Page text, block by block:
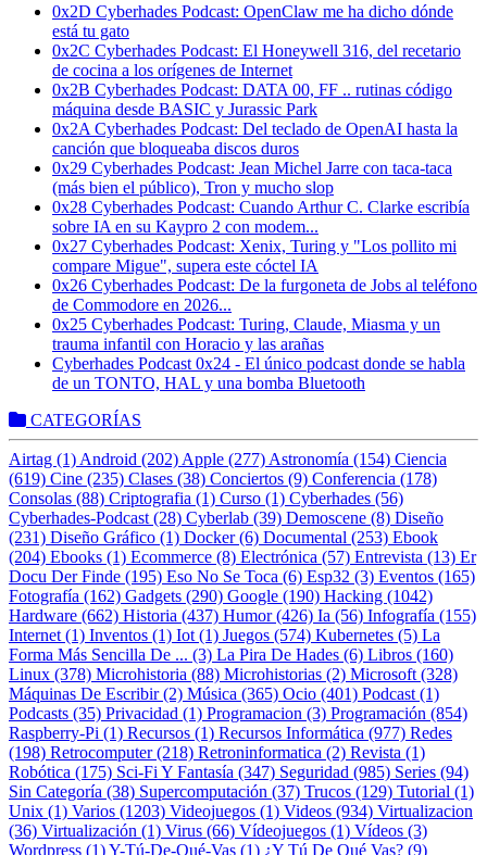
0x2D Cyberhades Podcast: OpenClaw me ha dicho dónde
está tu gato
0x2C Cyberhades Podcast: El Honeywell 316, del recetario
de cocina a los orígenes de Internet
0x2B Cyberhades Podcast: DATA 00, FF .. rutinas código
máquina desde BASIC y Jurassic Park
0x2A Cyberhades Podcast: Del teclado de OpenAI hasta la
canción que bloqueaba discos duros
0x29 Cyberhades Podcast: Jean Michel Jarre con taca-taca
(más bien el público), Tron y mucho slop
0x28 Cyberhades Podcast: Cuando Arthur C. Clarke escribía
sobre IA en su Kaypro 2 con modem...
0x27 Cyberhades Podcast: Xenix, Turing y "Los pollito mi
compare Migue", supera este cóctel IA
0x26 Cyberhades Podcast: De la furgoneta de Jobs al teléfono
de Commodore en 2026...
0x25 Cyberhades Podcast: Turing, Claude, Miasma y un
trauma infantil con Horacio y las arañas
Cyberhades Podcast 0x24 - El único podcast donde se habla
de un TONTO, HAL y una bomba Bluetooth
CATEGORÍAS
Airtag (1) Android (202) Apple (277) Astronomía (154) Ciencia
(619) Cine (235) Clases (38) Conciertos (9) Conferencia (178)
Consolas (88) Criptografia (1) Curso (1) Cyberhades (56)
Cyberhades-Podcast (28) Cyberlab (39) Demoscene (8) Diseño
(231) Diseño Gráfico (1) Docker (6) Documental (253) Ebook
(204) Ebooks (1) Ecommerce (8) Electrónica (57) Entrevista (13) Er
Docu Der Finde (195) Eso No Se Toca (6) Esp32 (3) Eventos (165)
Fotografía (162) Gadgets (290) Google (190) Hacking (1042)
Hardware (662) Historia (437) Humor (426) Ia (56) Infografía (155)
Internet (1) Inventos (1) Iot (1) Juegos (574) Kubernetes (5) La
Forma Más Sencilla De ... (3) La Pira De Hades (6) Libros (160)
Linux (378) Microhistoria (88) Microhistorias (2) Microsoft (328)
Máquinas De Escribir (2) Música (365) Ocio (401) Podcast (1)
Podcasts (35) Privacidad (1) Programacion (3) Programación (854)
Raspberry-Pi (1) Recursos (1) Recursos Informática (977) Redes
(198) Retrocomputer (218) Retroninformatica (2) Revista (1)
Robótica (175) Sci-Fi Y Fantasía (347) Seguridad (985) Series (94)
Sin Categoría (38) Supercomputación (37) Trucos (129) Tutorial (1)
Unix (1) Varios (1203) Videojuegos (1) Videos (934) Virtualizacion
(36) Virtualización (1) Virus (66) Vídeojuegos (1) Vídeos (3)
Wordpress (1)Y-Tú-De-Qué-Vas (1) ¿Y Tú De Qué Vas? (9)